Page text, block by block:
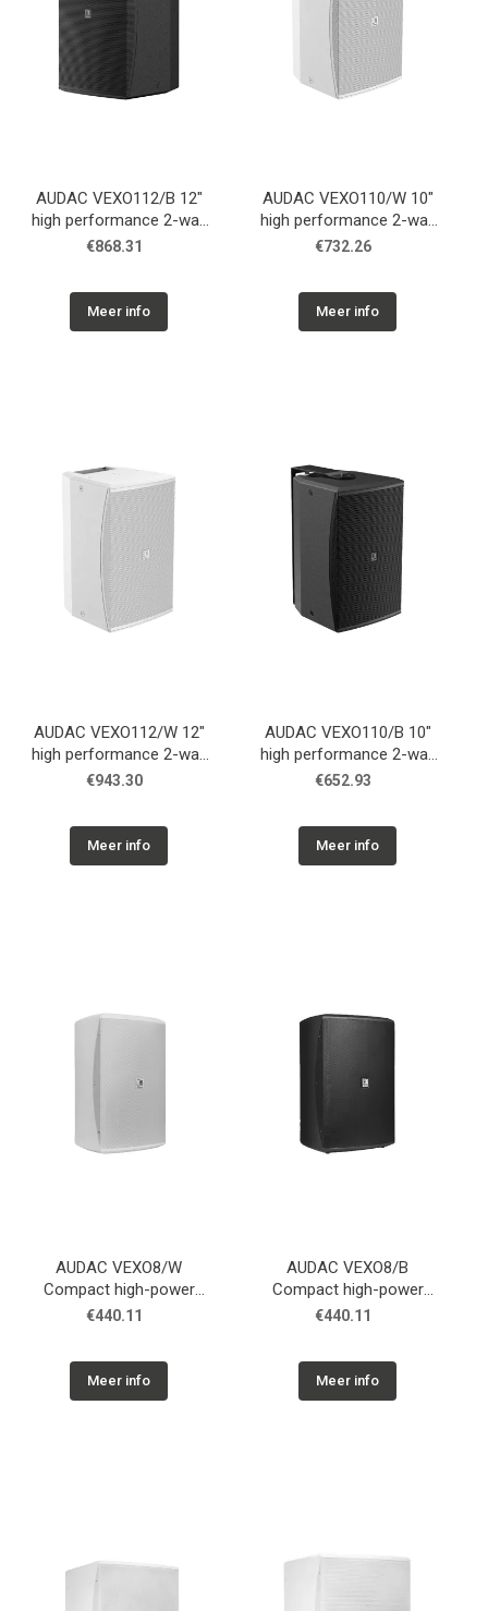
AUDAC VEXO112/B 12"
high performance 2-way
loudspeaker Black
€868.31
Meer info
AUDAC VEXO110/W 10"
high performance 2-way
loudspeaker White
€732.26
Meer info
AUDAC VEXO112/W 12"
high performance 2-way
loudspeaker White
€943.30
Meer info
AUDAC VEXO110/B 10"
high performance 2-way
loudspeaker Black
€652.93
Meer info
AUDAC VEXO8/W
Compact high-power
speaker 8" White
€440.11
Meer info
AUDAC VEXO8/B
Compact high-power
speaker 8" Black
€440.11
Meer info